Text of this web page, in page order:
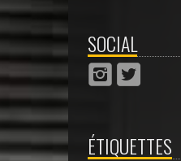
SOCIAL
ÉTIQUETTES